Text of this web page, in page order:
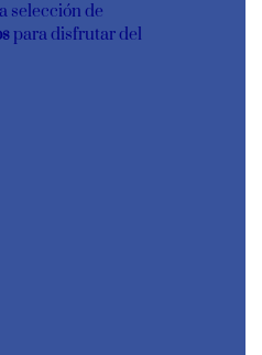
selección de
para disfrutar del